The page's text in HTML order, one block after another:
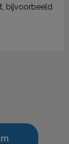
bijvoorbeeld